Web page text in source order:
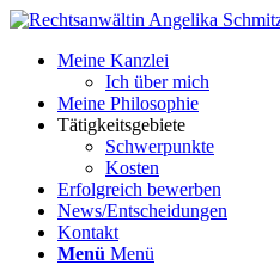
Meine Kanzlei
Ich über mich
Meine Philosophie
Tätigkeitsgebiete
Schwerpunkte
Kosten
Erfolgreich bewerben
News/Entscheidungen
Kontakt
Menü Menü